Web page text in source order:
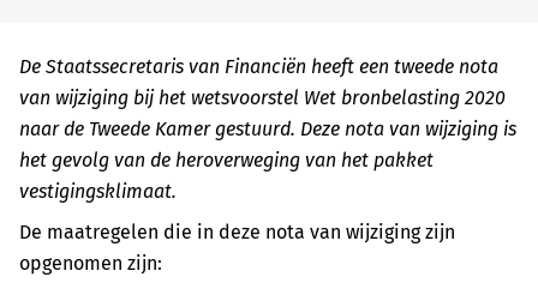
De Staatssecretaris van Financiën heeft een tweede nota
van wijziging bij het wetsvoorstel Wet bronbelasting 2020
naar de Tweede Kamer gestuurd. Deze nota van wijziging is
het gevolg van de heroverweging van het pakket
vestigingsklimaat.
De maatregelen die in deze nota van wijziging zijn
opgenomen zijn: